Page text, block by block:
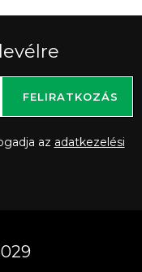
az adatkezelési
FELIRATKOZÁS